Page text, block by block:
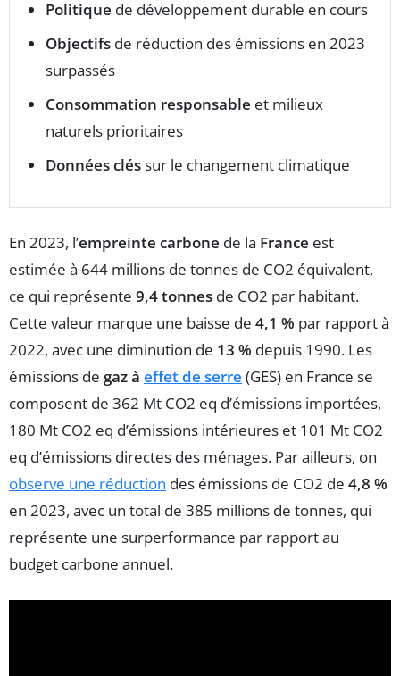
Politique de développement durable en cours
Objectifs de réduction des émissions en 2023
surpassés
Consommation responsable et milieux
naturels prioritaires
Données cléssur le changement climatique
En 2023, l’empreinte carbone de la France est
estimée à 644 millions de tonnes de CO2 équivalent,
ce qui représente 9,4 tonnes de CO2 par habitant.
Cette valeur marque une baisse de 4,1 % par rapport à
2022, avec une diminution de 13 % depuis 1990. Les
émissions de gaz à effet de serre (GES) en France se
composent de 362 Mt CO2 eq d’émissions importées,
180 Mt CO2 eq d’émissions intérieures et 101 Mt CO2
eq d’émissions directes des ménages. Par ailleurs, on
observe une réduction des émissions de CO2 de 4,8 %
en 2023, avec un total de 385 millions de tonnes, qui
représente une surperformance par rapport au
budget carbone annuel.